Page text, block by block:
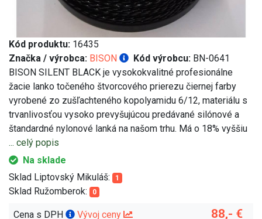
Kód produktu: 16435
Značka / výrobca: BISON Kód výrobcu: BN-0641
BISON SILENT BLACK je vysokokvalitné profesionálne
žacie lanko točeného štvorcového prierezu čiernej farby
vyrobené zo zušľachteného kopolyamidu 6/12, materiálu s
trvanlivosťou vysoko prevyšujúcou predávané silónové a
štandardné nylonové lanká na našom trhu. Má o 18% vyššiu
... celý popis
Na sklade
Sklad Liptovský Mikuláš:
1
Sklad Ružomberok: 0
Cena s DPH 88,- €
Vývoj ceny